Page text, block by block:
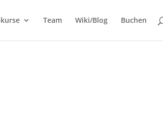
Team Wiki/Blog Buchen